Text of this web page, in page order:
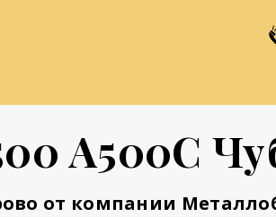
А500С
от компании